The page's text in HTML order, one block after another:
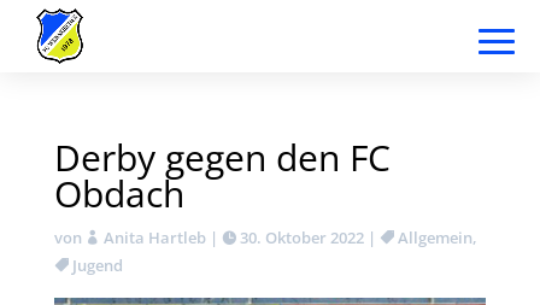
Derby gegen den FC
Obdach
von Anita Hartleb| 30. Oktober 2022| Allgemein,
Jugend